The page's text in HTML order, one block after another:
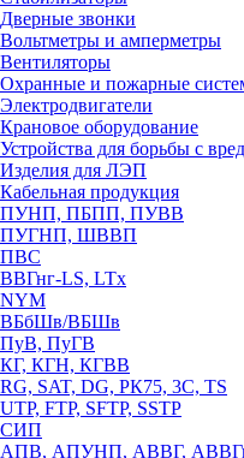
Дверные звонки
Вольтметры и амперметры
Вентиляторы
Охранные и пожарные
Электродвигатели
Крановое оборудование
Устройства для борьбы с
Изделия для ЛЭП
Кабельная продукция
ПУНП, ПБПП, ПУВВ
ПУГНП, ШВВП
ПВС
ВВГнг-LS, LTx
NYM
ВБбШв/ВБШв
ПуВ, ПуГВ
КГ, КГН, КГВВ
RG, SAT, DG, РК75, 3С, TS
UTP, FTP, SFTP, SSTP
СИП
АПВ, АПУНП, АВВГ,